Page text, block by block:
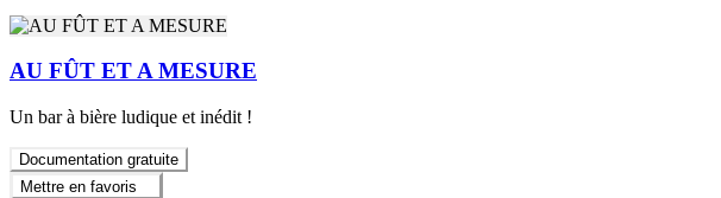
AU FÛT ET A MESURE
Un bar à bière ludique et inédit !
Documentation gratuite
Mettre en favoris